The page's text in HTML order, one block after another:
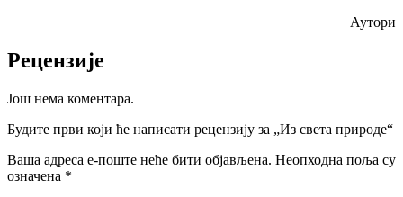
Аутори
Рецензије
Још нема коментара.
Будите први који ће написати рецензију за „Из света природе“
Ваша адреса е-поште неће бити објављена. Неопходна поља су
означена *